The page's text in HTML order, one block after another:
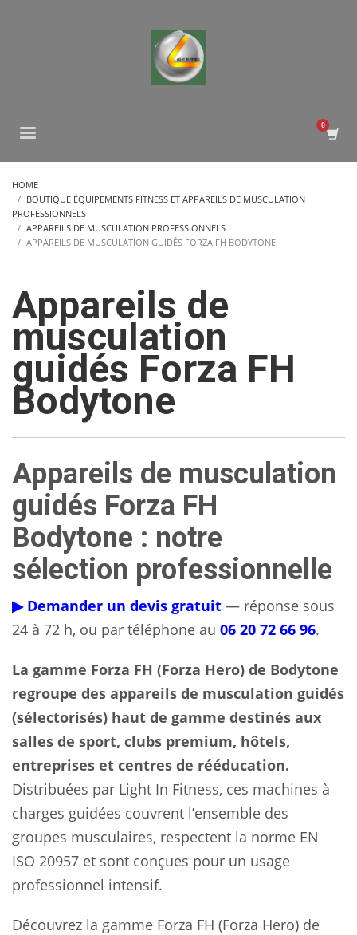
HOME
BOUTIQUE ÉQUIPEMENTS FITNESS ET APPAREILS DE MUSCULATION
PROFESSIONNELS
APPAREILS DE MUSCULATION PROFESSIONNELS
APPAREILS DE MUSCULATION GUIDÉS FORZA FH BODYTONE
Appareils de
musculation
guidés Forza FH
Bodytone
Appareils de musculation
guidés Forza FH
Bodytone : notre
sélection professionnelle
▶ Demander un devis gratuit — réponse sous
24 à 72 h, ou par téléphone au 06 20 72 66 96.
La gamme Forza FH (Forza Hero) de Bodytone
regroupe des appareils de musculation guidés
(sélectorisés) haut de gamme destinés aux
salles de sport, clubs premium, hôtels,
entreprises et centres de rééducation.
Distribuées par Light In Fitness, ces machines à
charges guidées couvrent l’ensemble des
groupes musculaires, respectent la norme EN
ISO 20957 et sont conçues pour un usage
professionnel intensif.
Découvrez la gamme Forza FH (Forza Hero) de